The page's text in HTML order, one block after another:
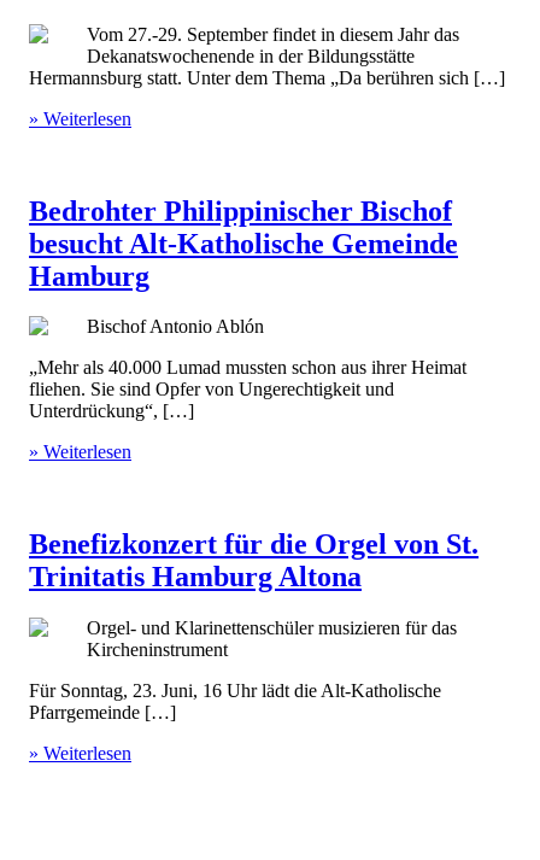
Vom 27.-29. September findet in diesem Jahr das
Dekanatswochenende in der Bildungsstätte
Hermannsburg statt. Unter dem Thema „Da berühren sich […]
» Weiterlesen
Bedrohter Philippinischer Bischof
besucht Alt-Katholische Gemeinde
Hamburg
Bischof Antonio Ablón
„Mehr als 40.000 Lumad mussten schon aus ihrer Heimat
fliehen. Sie sind Opfer von Ungerechtigkeit und
Unterdrückung“, […]
» Weiterlesen
Benefizkonzert für die Orgel von St.
Trinitatis Hamburg Altona
Orgel- und Klarinettenschüler musizieren für das
Kircheninstrument
Für Sonntag, 23. Juni, 16 Uhr lädt die Alt-Katholische
Pfarrgemeinde […]
» Weiterlesen